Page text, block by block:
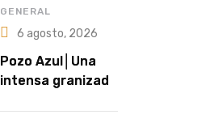
de intentar
abusar de una
niña en El
Soberbio
GENERAL
6 agosto, 2026
Pozo Azul│Una
intensa granizada